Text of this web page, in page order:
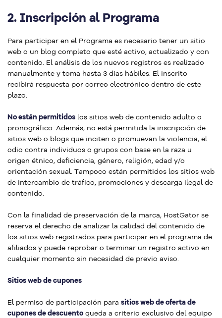
2. Inscripción al Programa
Para participar en el Programa es necesario tener un sitio
web o un blog completo que esté activo, actualizado y con
contenido. El análisis de los nuevos registros es realizado
manualmente y toma hasta 3 días hábiles. El inscrito
recibirá respuesta por correo electrónico dentro de este
plazo.
No están permitidos los sitios web de contenido adulto o
pronográfico. Además, no está permitida la inscripción de
sitios web o blogs que inciten o promuevan la violencia, el
odio contra individuos o grupos con base en la raza u
origen étnico, deficiencia, género, religión, edad y/o
orientación sexual. Tampoco están permitidos los sitios web
de intercambio de tráfico, promociones y descarga ilegal de
contenido.
Con la finalidad de preservación de la marca, HostGator se
reserva el derecho de analizar la calidad del contenido de
los sitios web registrados para participar en el programa de
afiliados y puede reprobar o terminar un registro activo en
cualquier momento sin necesidad de previo aviso.
Sitios web de cupones
El permiso de participación para sitios web de oferta de
cupones de descuento queda a criterio exclusivo del equipo